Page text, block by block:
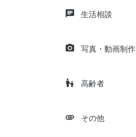
chat 生活相談
camera_alt 写真・動画制作
escalator_warning 高齢者
attachment その他